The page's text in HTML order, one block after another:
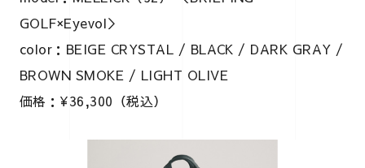
GOLF×Eyevol＞
color：BEIGE CRYSTAL / BLACK / DARK GRAY /
BROWN SMOKE / LIGHT OLIVE
価格：¥36,300（税込）